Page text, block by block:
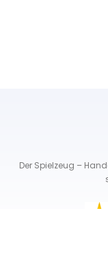
Der Spielzeug –